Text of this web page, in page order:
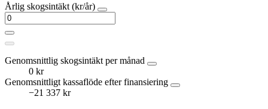
Årlig skogsintäkt (kr/år)
Genomsnittlig skogsintäkt per månad
0 kr
Genomsnittligt kassaflöde efter finansiering
−21 337 kr